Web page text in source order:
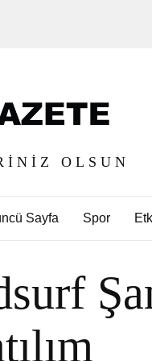
OLSUN
Sayfa Spor